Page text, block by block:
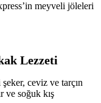
meyveli jöleleri
Lezzeti
ceviz ve tarçın
ve soğuk kış